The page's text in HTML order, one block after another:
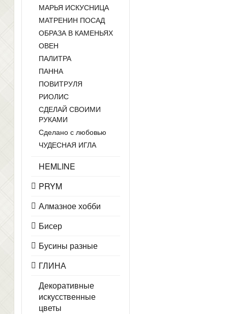
МАРЬЯ ИСКУСНИЦА
МАТРЕНИН ПОСАД
ОБРАЗА В КАМЕНЬЯХ
ОВЕН
ПАЛИТРА
ПАННА
ПОВИТРУЛЯ
РИОЛИС
СДЕЛАЙ СВОИМИ
РУКАМИ
Сделано с любовью
ЧУДЕСНАЯ ИГЛА
HEMLINE
PRYM
Алмазное хобби
Бисер
Бусины разные
ГЛИНА
Декоративные
искусственные
цветы